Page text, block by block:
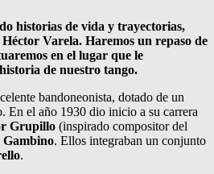
historias de vida y trayectorias,
Varela. Haremos un repaso de
en el lugar que le
de nuestro tango.
bandoneonista, dotado de un
En el año 1930 dio inicio a su carrera
Grupillo (inspirado compositor del
. Ellos integraban un conjunto
.